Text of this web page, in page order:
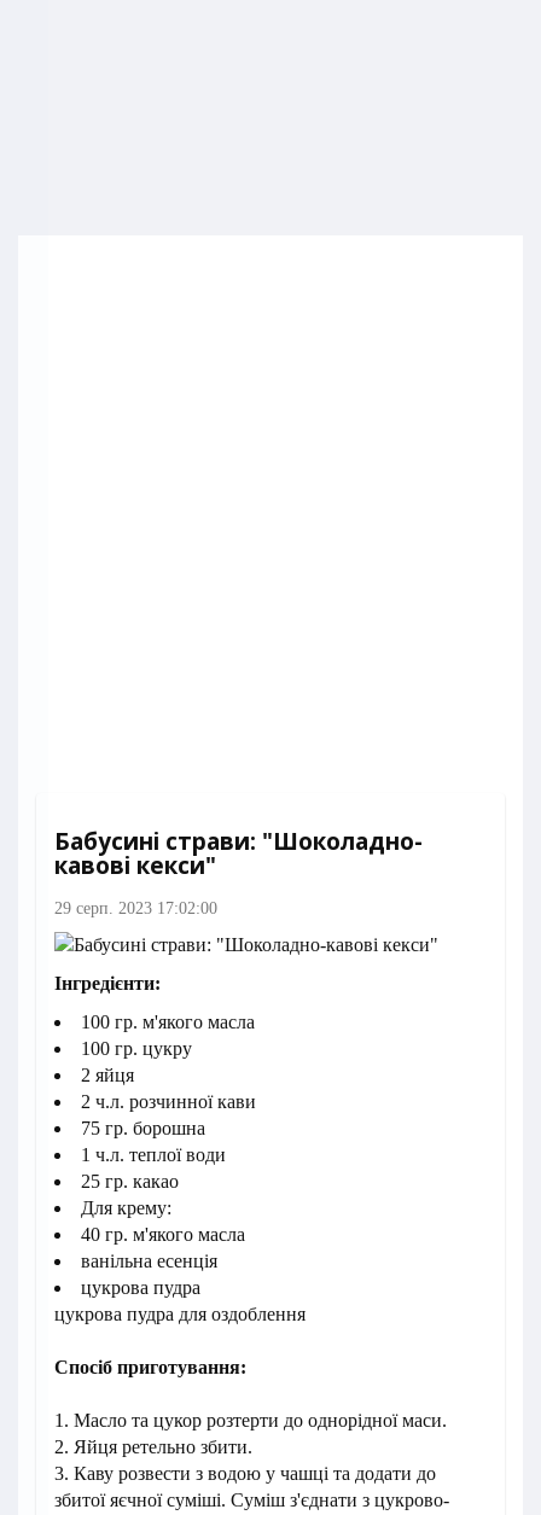
Бабусині страви: "Шоколадно-
кавові кекси"
29 серп. 2023 17:02:00
Інгредієнти:
100 гр. м'якого масла
100 гр. цукру
2 яйця
2 ч.л. розчинної кави
75 гр. борошна
1 ч.л. теплої води
25 гр. какао
Для крему:
40 гр. м'якого масла
ванільна есенція
цукрова пудра
цукрова пудра для оздоблення
Спосіб приготування:
1. Масло та цукор розтерти до однорідної маси.
2. Яйця ретельно збити.
3. Каву розвести з водою у чашці та додати до
збитої яєчної суміші. Суміш з'єднати з цукрово-